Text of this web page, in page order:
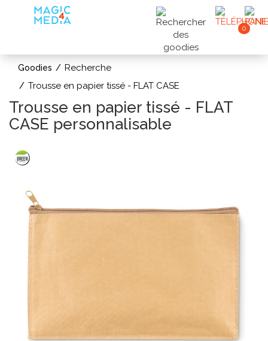
0
Goodies
Recherche
Trousse en papier tissé - FLAT CASE
Trousse en papier tissé - FLAT
CASE personnalisable